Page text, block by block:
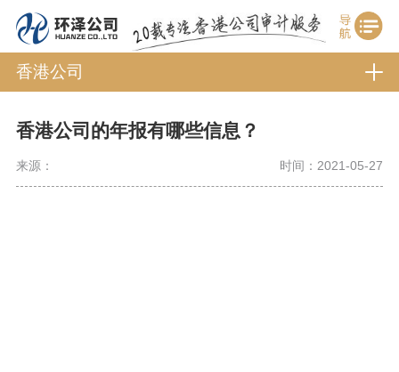
香港公司
香港公司的年报有哪些信息？
来源： 时间：2021-05-27